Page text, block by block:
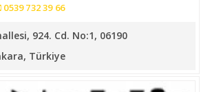
0539 732 39 66
924. Cd. No:1, 06190
Türkiye